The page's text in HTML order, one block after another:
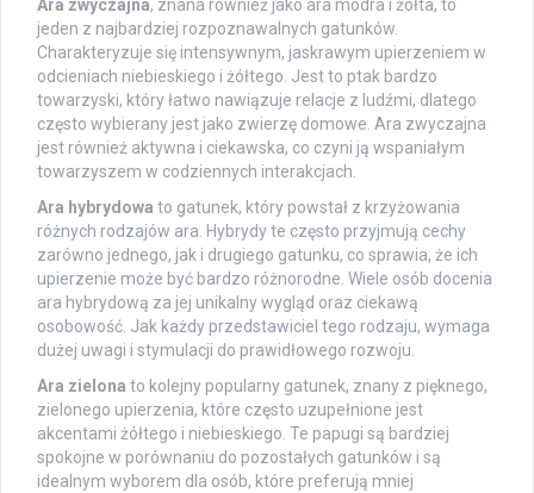
Ara zwyczajna, znana również jako ara modra i żółta, to
jeden z najbardziej rozpoznawalnych gatunków.
Charakteryzuje się intensywnym, jaskrawym upierzeniem w
odcieniach niebieskiego i żółtego. Jest to ptak bardzo
towarzyski, który łatwo nawiązuje relacje z ludźmi, dlatego
często wybierany jest jako zwierzę domowe. Ara zwyczajna
jest również aktywna i ciekawska, co czyni ją wspaniałym
towarzyszem w codziennych interakcjach.
Ara hybrydowa to gatunek, który powstał z krzyżowania
różnych rodzajów ara. Hybrydy te często przyjmują cechy
zarówno jednego, jak i drugiego gatunku, co sprawia, że ich
upierzenie może być bardzo różnorodne. Wiele osób docenia
ara hybrydową za jej unikalny wygląd oraz ciekawą
osobowość. Jak każdy przedstawiciel tego rodzaju, wymaga
dużej uwagi i stymulacji do prawidłowego rozwoju.
Ara zielona to kolejny popularny gatunek, znany z pięknego,
zielonego upierzenia, które często uzupełnione jest
akcentami żółtego i niebieskiego. Te papugi są bardziej
spokojne w porównaniu do pozostałych gatunków i są
idealnym wyborem dla osób, które preferują mniej